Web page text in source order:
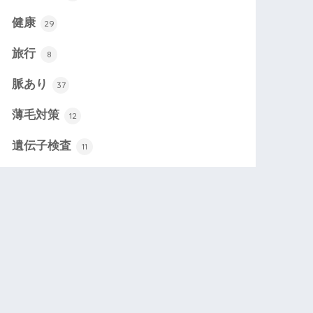
健康 29
旅行 8
脈あり 37
薄毛対策 12
遺伝子検査 11